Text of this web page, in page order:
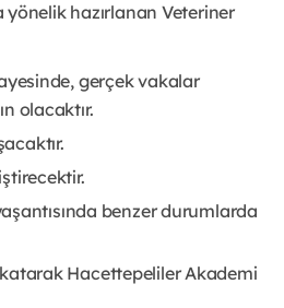
hazırlanan Veteriner
gerçek vakalar
olacaktır.
benzer durumlarda
Hacettepeliler Akademi